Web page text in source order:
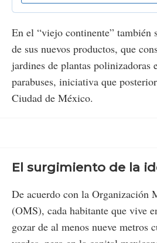
En el “viejo continente” también
de sus nuevos productos, que
jardines de plantas polinizadoras
parabuses, iniciativa que
Ciudad de México.
El surgimiento de la
De acuerdo con la Organización
(OMS), cada habitante que vive
gozar de al menos nueve metros